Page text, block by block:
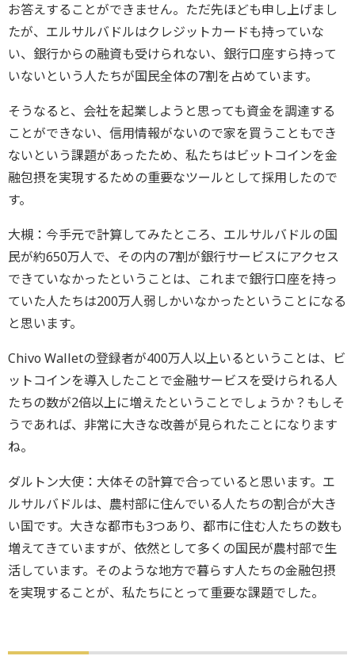
お答えすることができません。ただ先ほども申し上げまし
たが、エルサルバドルはクレジットカードも持っていな
い、銀行からの融資も受けられない、銀行口座すら持って
いないという人たちが国民全体の7割を占めています。
そうなると、会社を起業しようと思っても資金を調達する
ことができない、信用情報がないので家を買うこともでき
ないという課題があったため、私たちはビットコインを金
融包摂を実現するための重要なツールとして採用したので
す。
大槻：今手元で計算してみたところ、エルサルバドルの国
民が約650万人で、その内の7割が銀行サービスにアクセス
できていなかったということは、これまで銀行口座を持っ
ていた人たちは200万人弱しかいなかったということになる
と思います。
Chivo Walletの登録者が400万人以上いるということは、ビ
ットコインを導入したことで金融サービスを受けられる人
たちの数が2倍以上に増えたということでしょうか？もしそ
うであれば、非常に大きな改善が見られたことになります
ね。
ダルトン大使：大体その計算で合っていると思います。エ
ルサルバドルは、農村部に住んでいる人たちの割合が大き
い国です。大きな都市も3つあり、都市に住む人たちの数も
増えてきていますが、依然として多くの国民が農村部で生
活しています。そのような地方で暮らす人たちの金融包摂
を実現することが、私たちにとって重要な課題でした。